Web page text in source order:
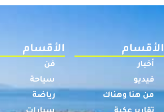
الأقسام
أخبار
فيديو
من هنا وهناك
الأقسام
فن
سياحة
رياضة